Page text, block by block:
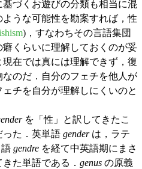
づくお遊びの分類も相当に混
うな可能性を勘案すれば，性
)，すなわちその言語集団
くらいに理解しておくのが妥
在では真には理解できず，復
のだ．自分のフェチを他人が
チを自分が理解しにくいのと
を「性」と訳してきたこ
った．英単語 genderは，ラテ
gendre を経て中英語期にまさ
た単語である． genus の原義